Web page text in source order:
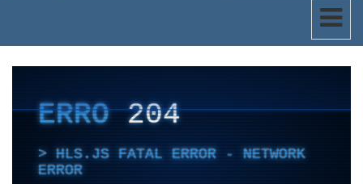
Toggle